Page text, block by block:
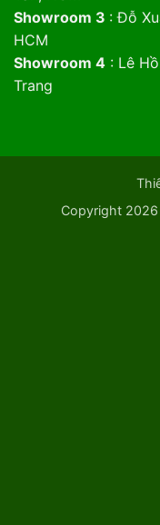
Showroom 3 : Đỗ
HCM
Showroom 4: Lê
Trang
Copyright